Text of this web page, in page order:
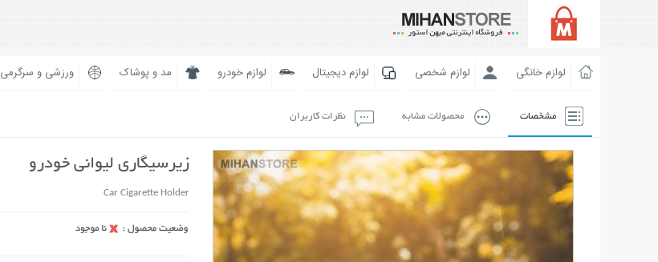
لوازم خانگی لوازم شخصی لوازم دیجیتال لوازم خودرو مد و پوشاک ورزشی و سرگرمی
مشخصات محصولات مشابه نظرات کاربران
زیرسیگاری لیوانی خودرو
Car Cigarette Holder